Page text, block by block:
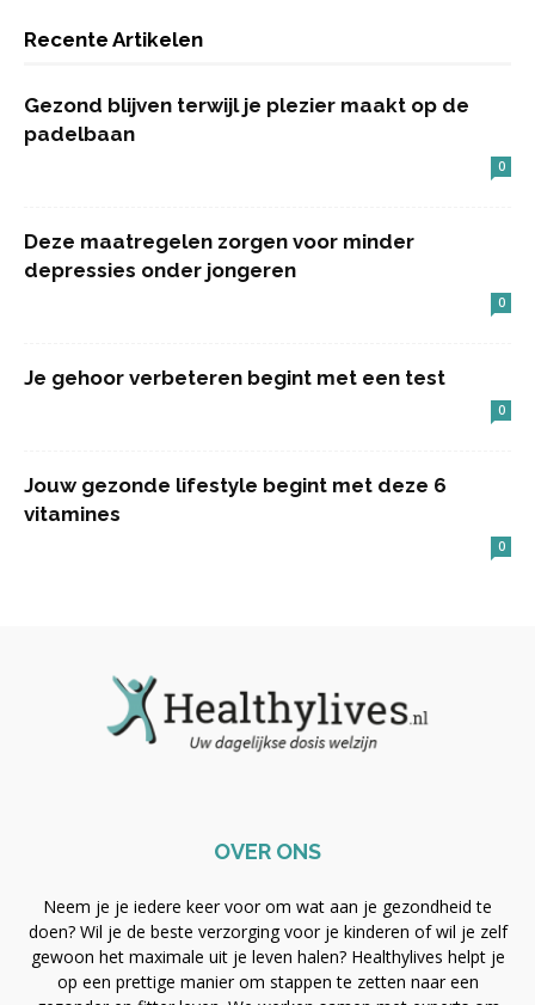
Recente Artikelen
Gezond blijven terwijl je plezier maakt op de
padelbaan
0
Deze maatregelen zorgen voor minder
depressies onder jongeren
0
Je gehoor verbeteren begint met een test
0
Jouw gezonde lifestyle begint met deze 6
vitamines
0
OVER ONS
Neem je je iedere keer voor om wat aan je gezondheid te
doen? Wil je de beste verzorging voor je kinderen of wil je zelf
gewoon het maximale uit je leven halen? Healthylives helpt je
op een prettige manier om stappen te zetten naar een